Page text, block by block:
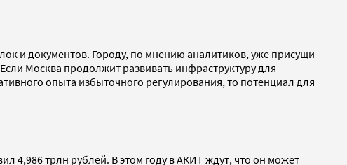
и документов. Городу, по мнению аналитиков, уже присущи
Москва продолжит развивать инфраструктуру для
опыта избыточного регулирования, то потенциал для
4,986 трлн рублей. В этом году в АКИТ ждут, что он может